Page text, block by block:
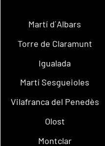
Martí d´Albars
Torre de Claramunt
Igualada
Martí Sesgueioles
Vilafranca del Penedès
Olost
Montclar